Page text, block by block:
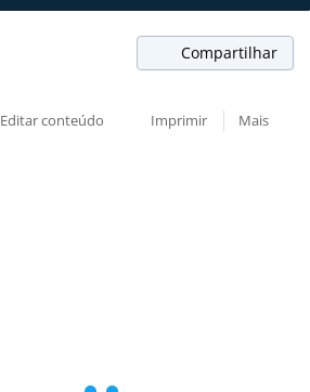
Compartilhar
Editar conteúdo
Imprimir Mais